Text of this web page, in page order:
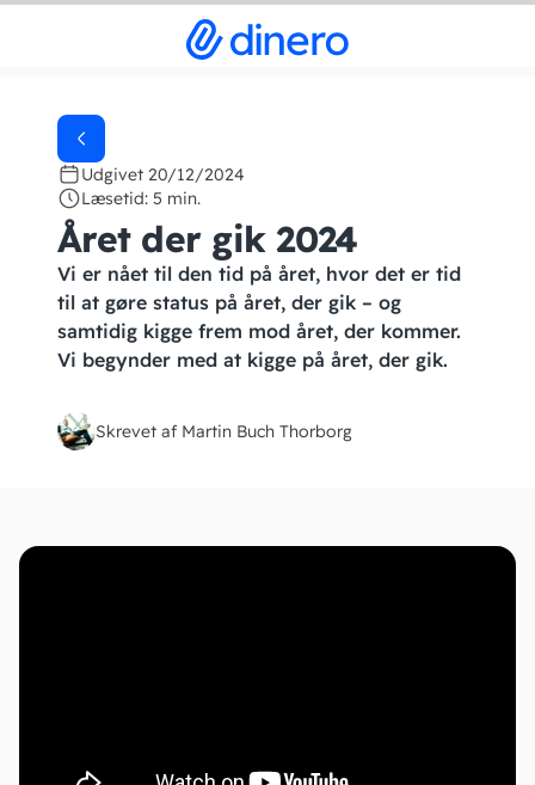
Udgivet 20/12/2024
Læsetid: 5 min.
Året der gik 2024
Vi er nået til den tid på året, hvor det er tid
til at gøre status på året, der gik – og
samtidig kigge frem mod året, der kommer.
Vi begynder med at kigge på året, der gik.
Skrevet af Martin Buch Thorborg